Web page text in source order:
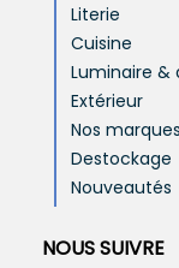
Literie
Cuisine
Luminaire &
Extérieur
Nos marques
Destockage
Nouveautés
NOUS SUIVRE